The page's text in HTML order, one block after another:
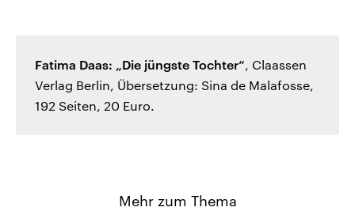
Fatima Daas: „Die jüngste Tochter“, Claassen
Verlag Berlin, Übersetzung: Sina de Malafosse,
192 Seiten, 20 Euro.
Mehr zum Thema